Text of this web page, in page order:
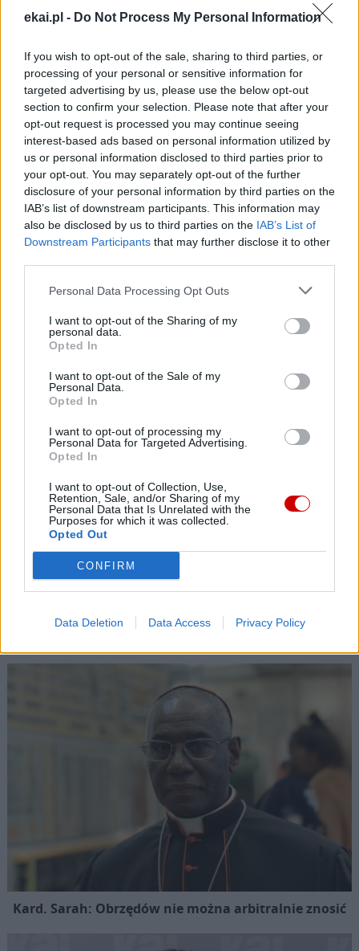
ekai.pl - Do Not Process My Personal Information
If you wish to opt-out of the sale, sharing to third parties, or
processing of your personal or sensitive information for
targeted advertising by us, please use the below opt-out
section to confirm your selection. Please note that after your
opt-out request is processed you may continue seeing
interest-based ads based on personal information utilized by
us or personal information disclosed to third parties prior to
your opt-out. You may separately opt-out of the further
disclosure of your personal information by third parties on the
IAB’s list of downstream participants. This information may
also be disclosed by us to third parties on the IAB’s List of
Downstream Participants that may further disclose it to other
Personal Data Processing Opt Outs
I want to opt-out of the Sharing of my
personal data.
Opted In
I want to opt-out of the Sale of my
Personal Data.
Opted In
I want to opt-out of processing my
Personal Data for Targeted Advertising.
Opted In
I want to opt-out of Collection, Use,
Retention, Sale, and/or Sharing of my
Personal Data that Is Unrelated with the
Purposes for which it was collected.
Opted Out
CONFIRM
Data Deletion Data Access Privacy Policy
Przewodniczący episkopatu przypomniał o naturze patriotyzmu
Popularne
Ministerstwo Sprawiedliwości: kościelna Komisja ds.
wykorzystania seksualnego małoletnich niezgodna z
prawem
Kard. Sarah: Obrzędów nie można arbitralnie znosić